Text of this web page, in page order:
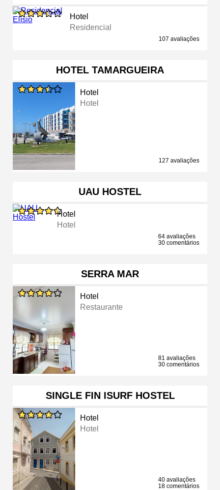
Hotel
Residencial
107 avaliações
HOTEL TAMARGUEIRA
Hotel
Hotel
127 avaliações
UAU HOSTEL
Hotel
Hotel
64 avaliações
30 comentários
SERRA MAR
Hotel
Restaurante
81 avaliações
30 comentários
SINGLE FIN ISURF HOSTEL
Hotel
Hotel
40 avaliações
18 comentários